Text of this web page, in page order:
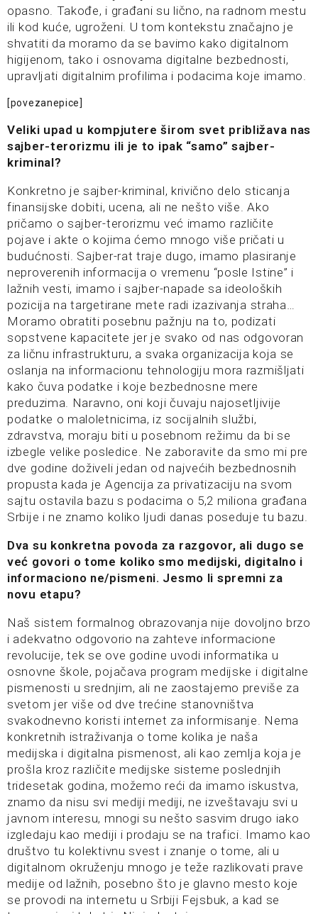
opasno. Takođe, i građani su lično, na radnom mestu
ili kod kuće, ugroženi. U tom kontekstu značajno je
shvatiti da moramo da se bavimo kako digitalnom
higijenom, tako i osnovama digitalne bezbednosti,
upravljati digitalnim profilima i podacima koje imamo.
[povezanepice]
Veliki upad u kompjutere širom svet približava nas
sajber-terorizmu ili je to ipak “samo” sajber-
kriminal?
Konkretno je sajber-kriminal, krivično delo sticanja
finansijske dobiti, ucena, ali ne nešto više. Ako
pričamo o sajber-terorizmu već imamo različite
pojave i akte o kojima ćemo mnogo više pričati u
budućnosti. Sajber-rat traje dugo, imamo plasiranje
neproverenih informacija o vremenu “posle Istine” i
lažnih vesti, imamo i sajber-napade sa ideoloških
pozicija na targetirane mete radi izazivanja straha…
Moramo obratiti posebnu pažnju na to, podizati
sopstvene kapacitete jer je svako od nas odgovoran
za ličnu infrastrukturu, a svaka organizacija koja se
oslanja na informacionu tehnologiju mora razmišljati
kako čuva podatke i koje bezbednosne mere
preduzima. Naravno, oni koji čuvaju najosetljivije
podatke o maloletnicima, iz socijalnih službi,
zdravstva, moraju biti u posebnom režimu da bi se
izbegle velike posledice. Ne zaboravite da smo mi pre
dve godine doživeli jedan od najvećih bezbednosnih
propusta kada je Agencija za privatizaciju na svom
sajtu ostavila bazu s podacima o 5,2 miliona građana
Srbije i ne znamo koliko ljudi danas poseduje tu bazu.
Dva su konkretna povoda za razgovor, ali dugo se
već govori o tome koliko smo medijski, digitalno i
informaciono ne/pismeni. Jesmo li spremni za
novu etapu?
Naš sistem formalnog obrazovanja nije dovoljno brzo
i adekvatno odgovorio na zahteve informacione
revolucije, tek se ove godine uvodi informatika u
osnovne škole, pojačava program medijske i digitalne
pismenosti u srednjim, ali ne zaostajemo previše za
svetom jer više od dve trećine stanovništva
svakodnevno koristi internet za informisanje. Nema
konkretnih istraživanja o tome kolika je naša
medijska i digitalna pismenost, ali kao zemlja koja je
prošla kroz različite medijske sisteme poslednjih
tridesetak godina, možemo reći da imamo iskustva,
znamo da nisu svi mediji mediji, ne izveštavaju svi u
javnom interesu, mnogi su nešto sasvim drugo iako
izgledaju kao mediji i prodaju se na trafici. Imamo kao
društvo tu kolektivnu svest i znanje o tome, ali u
digitalnom okruženju mnogo je teže razlikovati prave
medije od lažnih, posebno što je glavno mesto koje
se provodi na internetu u Srbiji Fejsbuk, a kad se